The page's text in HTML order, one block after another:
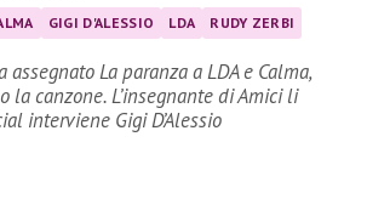
GIGI D'ALESSIO LDA RUDY ZERBI
La paranza a LDA e Calma,
la canzone. L’insegnante di Amici li
interviene Gigi D’Alessio